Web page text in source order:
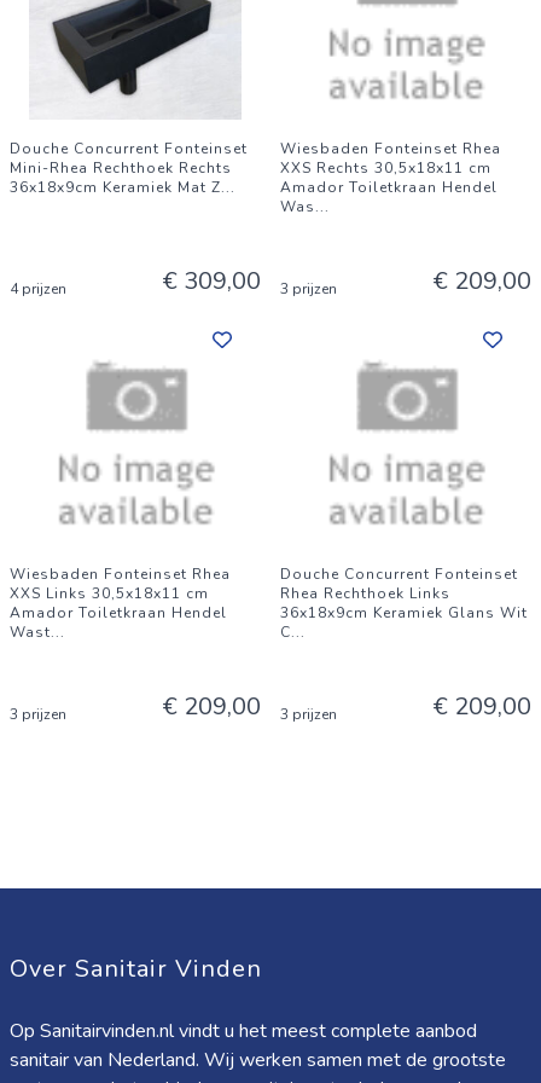
Douche Concurrent Fonteinset
Mini-Rhea Rechthoek Rechts
36x18x9cm Keramiek Mat Z...
4 prijzen € 309,00
Wiesbaden Fonteinset Rhea
XXS Rechts 30,5x18x11 cm
Amador Toiletkraan Hendel
Was...
3 prijzen € 209,00
Wiesbaden Fonteinset Rhea
XXS Links 30,5x18x11 cm
Amador Toiletkraan Hendel
Wast...
3 prijzen € 209,00
Douche Concurrent Fonteinset
Rhea Rechthoek Links
36x18x9cm Keramiek Glans Wit
C...
3 prijzen € 209,00
Over Sanitair Vinden
Op Sanitairvinden.nl vindt u het meest complete aanbod
sanitair van Nederland. Wij werken samen met de grootste